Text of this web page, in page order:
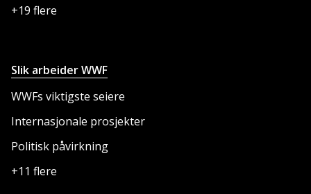
+19 flere
Slik arbeider WWF
WWFs viktigste seiere
Internasjonale prosjekter
Politisk påvirkning
+11 flere